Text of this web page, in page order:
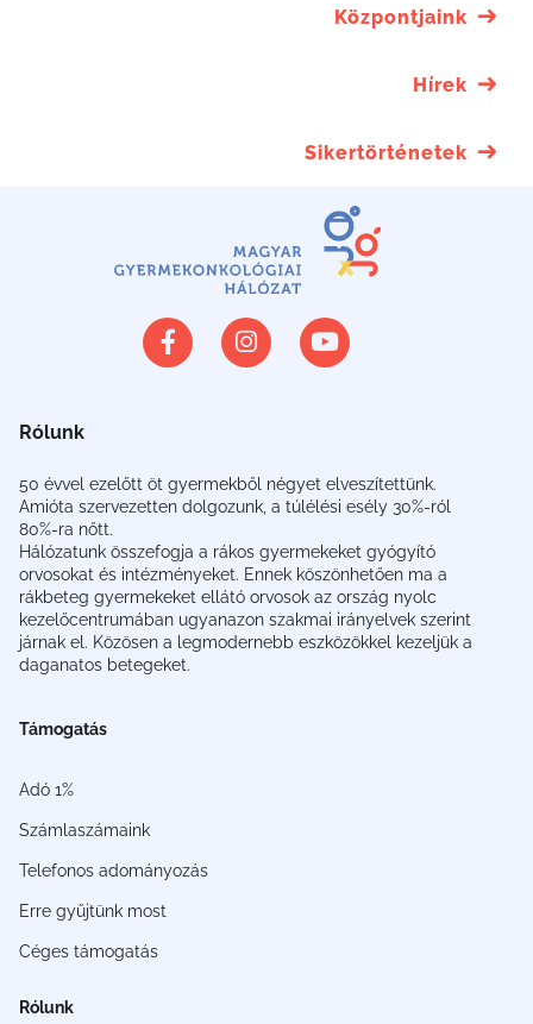
Központjaink
Hírek
Sikertörténetek
Rólunk
50 évvel ezelőtt öt gyermekből négyet elveszítettünk.
Amióta szervezetten dolgozunk, a túlélési esély 30%-ról
80%-ra nőtt.
Hálózatunk összefogja a rákos gyermekeket gyógyító
orvosokat és intézményeket. Ennek köszönhetően ma a
rákbeteg gyermekeket ellátó orvosok az ország nyolc
kezelőcentrumában ugyanazon szakmai irányelvek szerint
járnak el. Közösen a legmodernebb eszközökkel kezeljük a
daganatos betegeket.
Támogatás
Adó 1%
Számlaszámaink
Telefonos adományozás
Erre gyűjtünk most
Céges támogatás
Rólunk